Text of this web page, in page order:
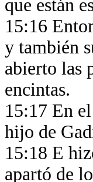
que están
15:16
y también
abierto las
encintas.
15:17 En
hijo de
15:18 E
apartó de